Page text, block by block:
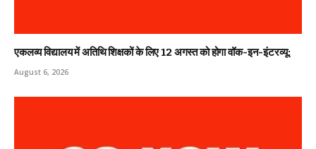
एकलव्य विद्यालय में अतिथि शिक्षकों के लिए 12 अगस्त को होगा वॉक-इन-इंटरव्यू:
August 6, 2026